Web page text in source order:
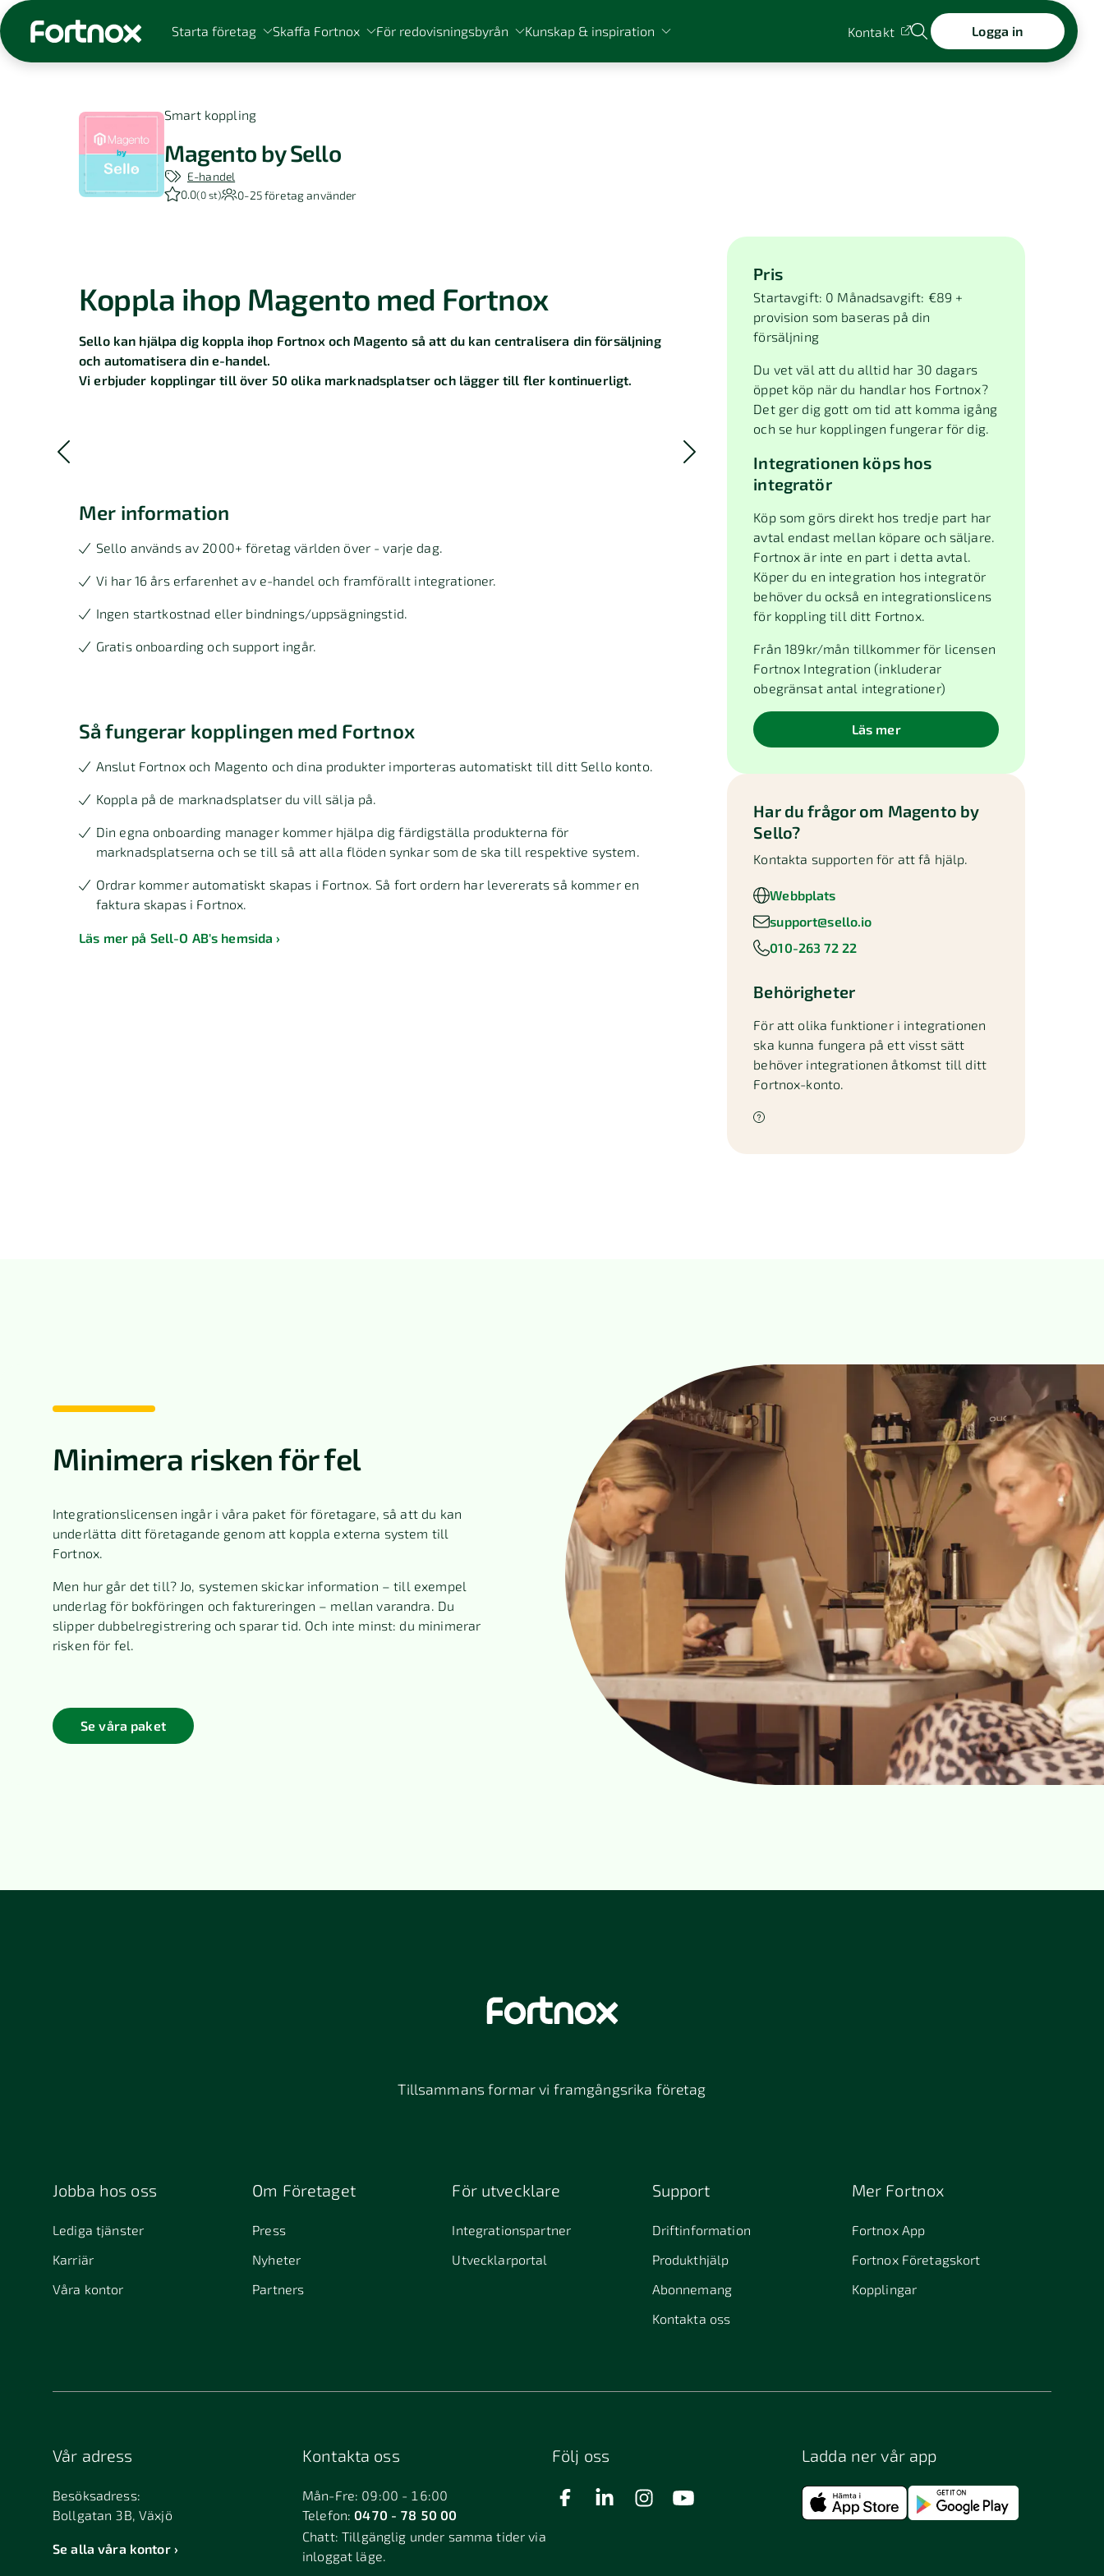
Starta företag Skaffa Fortnox För redovisningsbyrån Kunskap & inspiration Kontakt Logga in
Sök på Fortnox
Smart koppling
Magento by Sello
E-handel
0.0(0 st) 0-25företag använder
Koppla ihop Magento med Fortnox
Sello kan hjälpa dig koppla ihop Fortnox och Magento så att du kan centralisera din försäljning
och automatisera din e-handel.
Vi erbjuder kopplingar till över 50 olika marknadsplatser och lägger till fler kontinuerligt.
Mer information
Sello används av 2000+ företag världen över - varje dag.
Vi har 16 års erfarenhet av e-handel och framförallt integrationer.
Ingen startkostnad eller bindnings/uppsägningstid.
Gratis onboarding och support ingår.
Så fungerar kopplingen med Fortnox
Anslut Fortnox och Magento och dina produkter importeras automatiskt till ditt Sello konto.
Koppla på de marknadsplatser du vill sälja på.
Din egna onboarding manager kommer hjälpa dig färdigställa produkterna för
marknadsplatserna och se till så att alla flöden synkar som de ska till respektive system.
Ordrar kommer automatiskt skapas i Fortnox. Så fort ordern har levererats så kommer en
faktura skapas i Fortnox.
Läs mer på Sell-O AB's hemsida
Pris
Startavgift: 0 Månadsavgift: €89 +
provision som baseras på din
försäljning
Du vet väl att du alltid har 30 dagars
öppet köp när du handlar hos Fortnox?
Det ger dig gott om tid att komma igång
och se hur kopplingen fungerar för dig.
Integrationen köps hos
integratör
Köp som görs direkt hos tredje part har
avtal endast mellan köpare och säljare.
Fortnox är inte en part i detta avtal.
Köper du en integration hos integratör
behöver du också en integrationslicens
för koppling till ditt Fortnox.
Från 189kr/mån tillkommer för licensen
Fortnox Integration (inkluderar
obegränsat antal integrationer)
Läs mer
Har du frågor om Magento by
Sello?
Kontakta supporten för att få hjälp.
Webbplats
support@sello.io
010-263 72 22
Behörigheter
För att olika funktioner i integrationen
ska kunna fungera på ett visst sätt
behöver integrationen åtkomst till ditt
Fortnox-konto.
Minimera risken för fel
Integrationslicensen ingår i våra paket för företagare, så att du kan
underlätta ditt företagande genom att koppla externa system till
Fortnox.
Men hur går det till? Jo, systemen skickar information – till exempel
underlag för bokföringen och faktureringen – mellan varandra. Du
slipper dubbelregistrering och sparar tid. Och inte minst: du minimerar
risken för fel.
Se våra paket
Tillsammans formar vi framgångsrika företag
Jobba hos oss
Lediga tjänster
Karriär
Våra kontor
Om Företaget
Press
Nyheter
Partners
För utvecklare
Integrationspartner
Utvecklarportal
Support
Driftinformation
Produkthjälp
Abonnemang
Kontakta oss
Mer Fortnox
Fortnox App
Fortnox Företagskort
Kopplingar
Vår adress
Besöksadress:
Bollgatan 3B, Växjö
Se alla våra kontor
Kontakta oss
Mån-Fre: 09:00 - 16:00
Telefon:0470 - 78 50 00
Chatt:Tillgänglig under samma tider via
inloggat läge.
Följ oss Ladda ner vår app